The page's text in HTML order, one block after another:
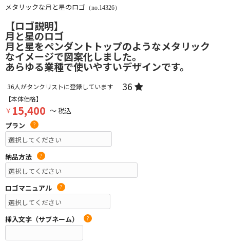
メタリックな月と星のロゴ （no.14326）
【ロゴ説明】
月と星のロゴ
月と星をペンダントトップのようなメタリック
なイメージで図案化しました。
あらゆる業種で使いやすいデザインです。
36人がタンクリストに登録しています 36
【本体価格】
￥ 15,400 ～ 税込
プラン
?
納品方法 ?
ロゴマニュアル ?
挿入文字（サブネーム） ?